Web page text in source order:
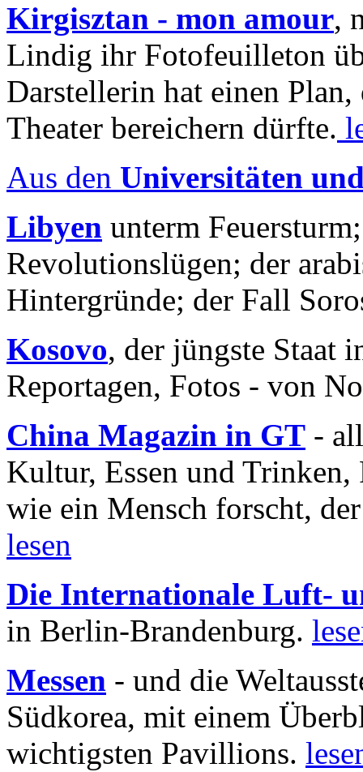
Kirgisztan - mon amour,
Lindig ihr Fotofeuilleton
Darstellerin hat einen Plan,
Theater bereichern dürfte.
Aus den Universitäten
Libyen unterm
Revolutionslügen; der
Hintergründe; der Fall
Kosovo, der jüngste Staat
Reportagen, Fotos - von
China Magazin in GT -
Kultur, Essen und
wie ein Mensch forscht,
lesen
Die Internationale Luft-
in Berlin-Brandenburg.
Messen - und die
Südkorea, mit einem
wichtigsten Pavillions.